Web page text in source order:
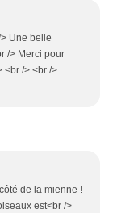
Une belle
/> Merci pour
<br /> <br />
de la mienne !
est<br />